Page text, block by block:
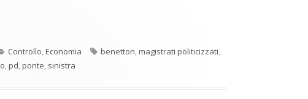
Categorie
Controllo,Economia Tag
benetton,magistrati politicizzati,
,pd,ponte, sinistra